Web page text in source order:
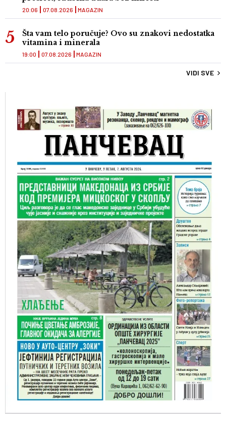
MAGAZIN
20:06 07.08.2026
Šta vam telo poručuje? Ovo su znakovi nedostatka
vitamina i minerala
MAGAZIN
19:00 07.08.2026
VIDI SVE